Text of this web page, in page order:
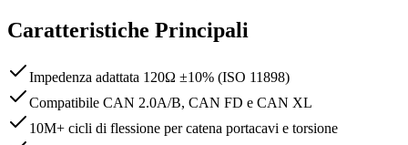
Caratteristiche Principali
Impedenza adattata 120Ω ±10% (ISO 11898)
Compatibile CAN 2.0A/B, CAN FD e CAN XL
10M+ cicli di flessione per catena portacavi e torsione